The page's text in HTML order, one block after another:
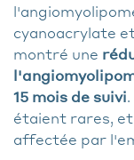
cyanoacrylate
montré une
15 mois de suivi
étaient rares,
affectée par